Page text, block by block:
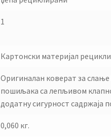
1
Картонски материјал
Оригиналан коверат за
пошиљака са лепљивом
додатну сигурност садржаја
0,060 кг.